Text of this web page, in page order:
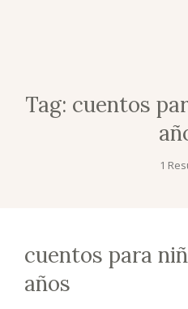
Tag: cuentos
1
cuentos para
años